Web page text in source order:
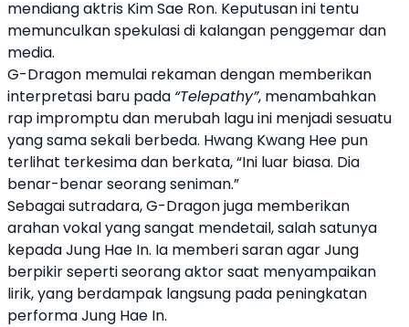
mendiang aktris Kim Sae Ron. Keputusan ini tentu
memunculkan spekulasi di kalangan penggemar dan
media.
G-Dragon memulai rekaman dengan memberikan
interpretasi baru pada “Telepathy”, menambahkan
rap impromptu dan merubah lagu ini menjadi sesuatu
yang sama sekali berbeda. Hwang Kwang Hee pun
terlihat terkesima dan berkata, “Ini luar biasa. Dia
benar-benar seorang seniman.”
Sebagai sutradara, G-Dragon juga memberikan
arahan vokal yang sangat mendetail, salah satunya
kepada Jung Hae In. Ia memberi saran agar Jung
berpikir seperti seorang aktor saat menyampaikan
lirik, yang berdampak langsung pada peningkatan
performa Jung Hae In.